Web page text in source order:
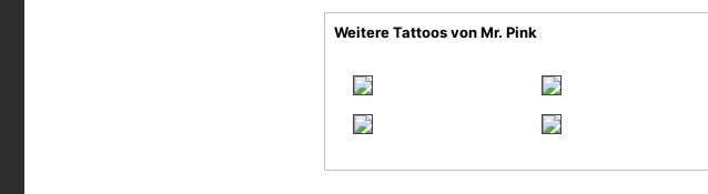
Weitere Tattoos von Mr. Pink